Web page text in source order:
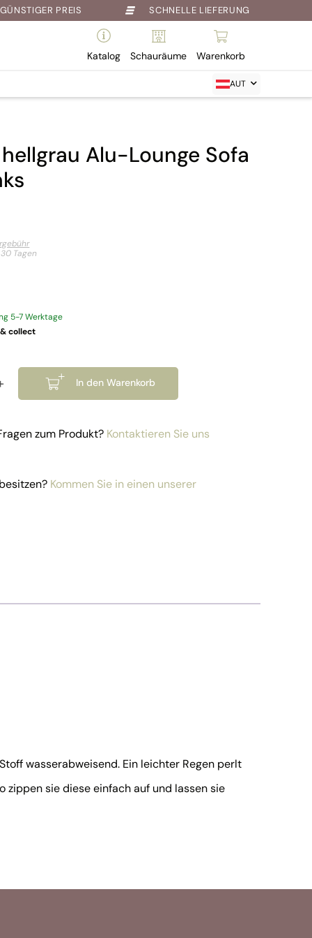
GÜNSTIGER PREIS SCHNELLE LIEFERUNG
Katalog Schauräume Warenkorb
AUT
Alu-Lounge Sofa
Tagen
5-7 Werktage
collect
hellgrau Alu-Lounge Sofa Aruba links Menge
In den Warenkorb
zum Produkt? Kontaktieren Sie uns
Kommen Sie in einen unserer
wasserabweisend. Ein leichter Regen perlt
sie diese einfach auf und lassen sie